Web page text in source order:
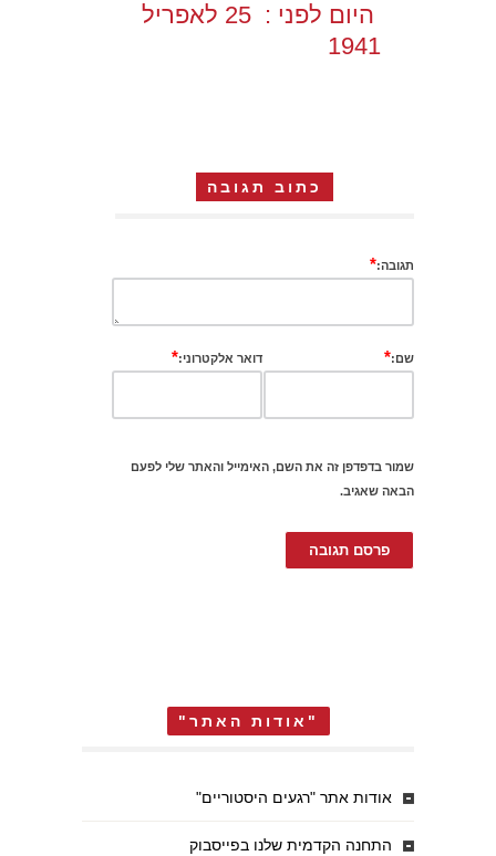
היום לפני : 25 לאפריל
1941
כתוב תגובה
תגובה:*
שם:* דואר אלקטרוני:*
שמור בדפדפן זה את השם, האימייל והאתר שלי לפעם
הבאה שאגיב.
"אודות האתר"
אודות אתר "רגעים היסטוריים"
התחנה הקדמית שלנו בפייסבוק